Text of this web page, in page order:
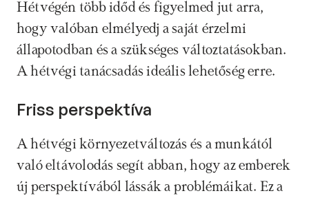
Hétvégén több időd és figyelmed jut arra,
hogy valóban elmélyedj a saját érzelmi
állapotodban és a szükséges változtatásokban.
A hétvégi tanácsadás ideális lehetőség erre.
Friss perspektíva
A hétvégi környezetváltozás és a munkától
való eltávolodás segít abban, hogy az emberek
új perspektívából lássák a problémáikat. Ez a